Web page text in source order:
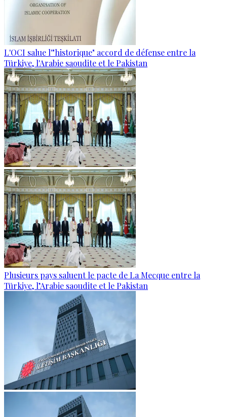
L'OCI salue l'"historique" accord de défense entre la
Türkiye, l'Arabie saoudite et le Pakistan
Plusieurs pays saluent le pacte de La Mecque entre la
Türkiye, l’Arabie saoudite et le Pakistan